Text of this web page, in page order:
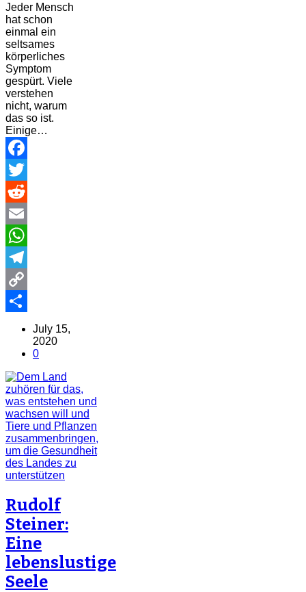
Jeder Mensch
hat schon
einmal ein
seltsames
körperliches
Symptom
gespürt. Viele
verstehen
nicht, warum
das so ist.
Einige…
Facebook
Twitter
Reddit
Email
WhatsApp
Telegram
Copy
July 15,
2020
0
Rudolf
Steiner:
Eine
lebenslustige
Seele